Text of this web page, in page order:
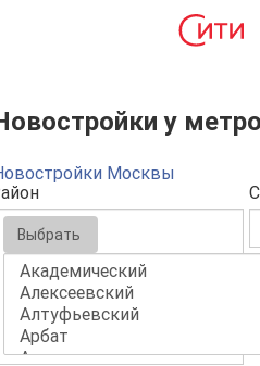
у
Москвы
Выбрать